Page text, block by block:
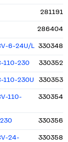
281191
286404
6-24U/L 330348
110-230 330352
110-230U 330353
110-
330354
330356
24-
330358